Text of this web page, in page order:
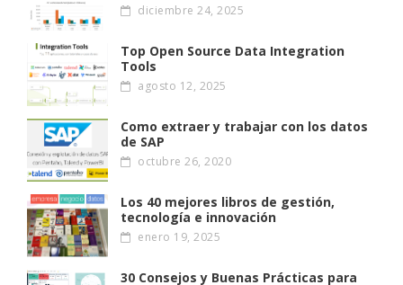
diciembre 24, 2025
Top Open Source Data Integration
Tools
agosto 12, 2025
Como extraer y trabajar con los datos
de SAP
octubre 26, 2020
Los 40 mejores libros de gestión,
tecnología e innovación
enero 19, 2025
30 Consejos y Buenas Prácticas para